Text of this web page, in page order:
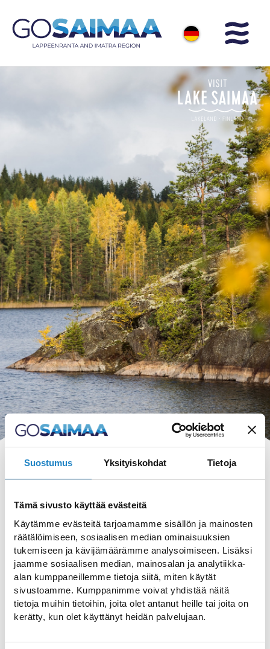
Suostumus Yksityiskohdat Tietoja
Tämä sivusto käyttää evästeitä
Käytämme evästeitä tarjoamamme sisällön ja mainosten
räätälöimiseen, sosiaalisen median ominaisuuksien
tukemiseen ja kävijämäärämme analysoimiseen. Lisäksi
jaamme sosiaalisen median, mainosalan ja analytiikka-
alan kumppaneillemme tietoja siitä, miten käytät
sivustoamme. Kumppanimme voivat yhdistää näitä
tietoja muihin tietoihin, joita olet antanut heille tai joita on
kerätty, kun olet käyttänyt heidän palvelujaan.
LIIKENNE ETELÄPÄÄ
Zuverlässige und
professionelle
Transportdienstleistungen
Liikenne O. Eteläpää Oyist ein in